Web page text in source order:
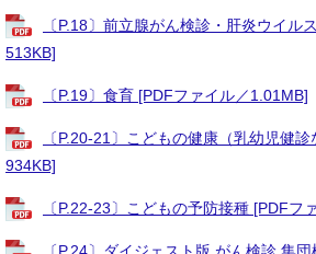
〔P.18〕前立腺がん検診・肝炎ウイル
513KB]
〔P.19〕食育 [PDFファイル／1.01MB]
〔P.20-21〕こどもの健康（乳幼児健
934KB]
〔P.22-23〕こどもの予防接種 [PDFフ